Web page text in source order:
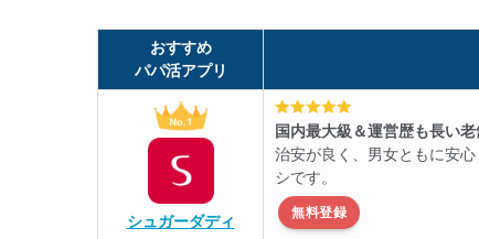
おすすめ
パパ活アプリ
シュガーダディ
国内最大級＆運営歴も長い
治安が良く、男女ともに安
シです。
無料登録